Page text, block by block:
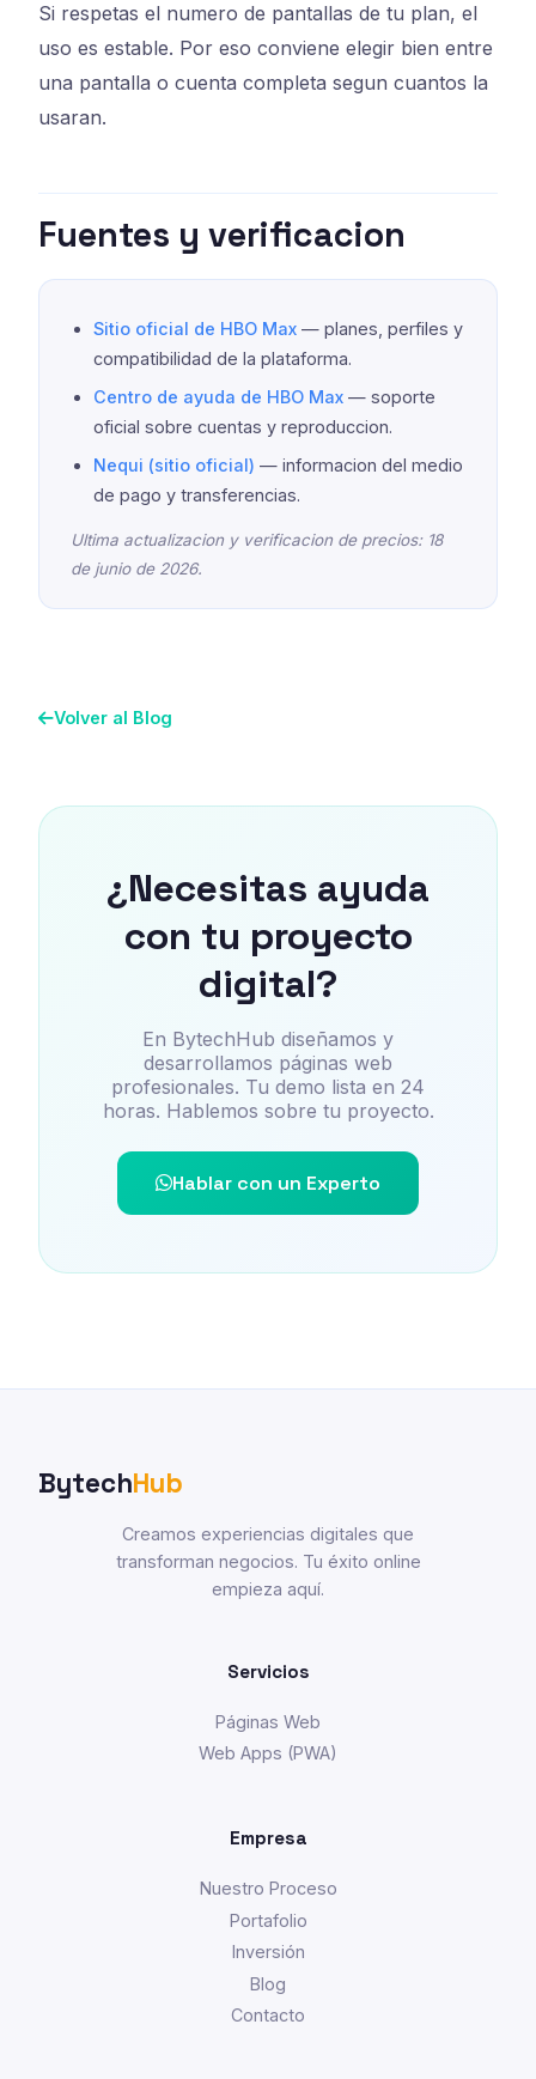
Si respetas el numero de pantallas de tu plan, el
uso es estable. Por eso conviene elegir bien entre
una pantalla o cuenta completa segun cuantos la
usaran.
Fuentes y verificacion
Sitio oficial de HBO Max— planes, perfiles y
compatibilidad de la plataforma.
Centro de ayuda de HBO Max— soporte
oficial sobre cuentas y reproduccion.
Nequi (sitio oficial) — informacion del medio
de pago y transferencias.
Ultima actualizacion y verificacion de precios: 18
de junio de 2026.
Volver al Blog
¿Necesitas ayuda
con tu proyecto
digital?
En BytechHub diseñamos y
desarrollamos páginas web
profesionales. Tu demo lista en 24
horas. Hablemos sobre tu proyecto.
Hablar con un Experto
BytechHub
Creamos experiencias digitales que
transforman negocios. Tu éxito online
empieza aquí.
Servicios
Páginas Web
Web Apps (PWA)
Empresa
Nuestro Proceso
Portafolio
Inversión
Blog
Contacto